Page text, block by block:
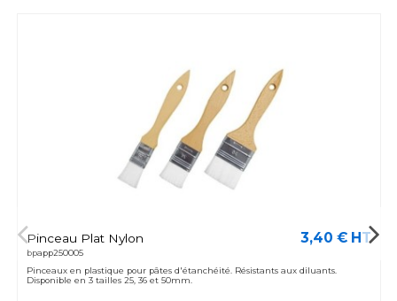
Pinceau Plat Nylon
bpapp250005
3,40 € HT
Pinceaux en plastique pour pâtes d'étanchéité. Résistants aux diluants.
Disponible en 3 tailles 25, 36 et 50mm.